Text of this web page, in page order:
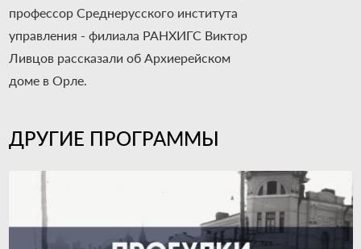
профессор Среднерусского института
управления - филиала РАНХИГС Виктор
Ливцов рассказали об Архиерейском
доме в Орле.
ДРУГИЕ ПРОГРАММЫ